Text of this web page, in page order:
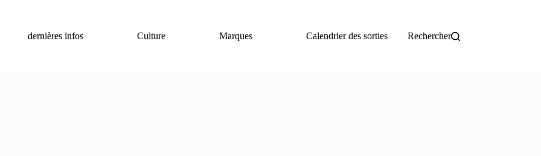
dernières infos
Culture Marques Calendrier des sorties Rechercher